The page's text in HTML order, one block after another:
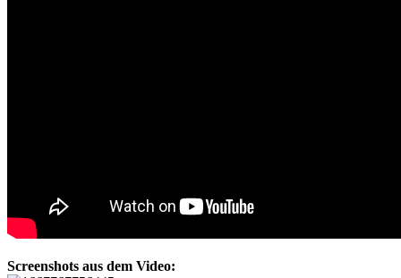
Screenshots aus dem Video: